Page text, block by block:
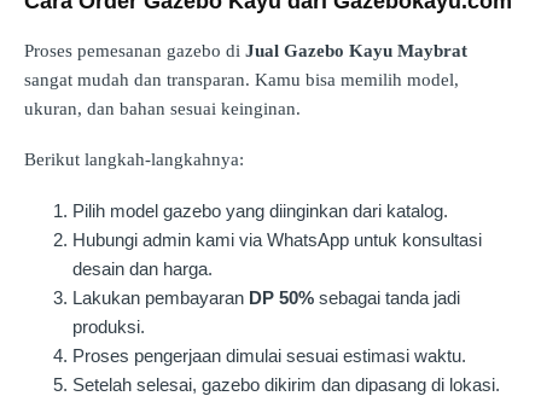
Proses pemesanan gazebo di Jual Gazebo Kayu Maybrat
sangat mudah dan transparan. Kamu bisa memilih model,
ukuran, dan bahan sesuai keinginan.
Berikut langkah-langkahnya:
Pilih model gazebo yang diinginkan dari katalog.
Hubungi admin kami via WhatsApp untuk konsultasi
desain dan harga.
Lakukan pembayaran DP 50% sebagai tanda jadi
produksi.
Proses pengerjaan dimulai sesuai estimasi waktu.
Setelah selesai, gazebo dikirim dan dipasang di lokasi.